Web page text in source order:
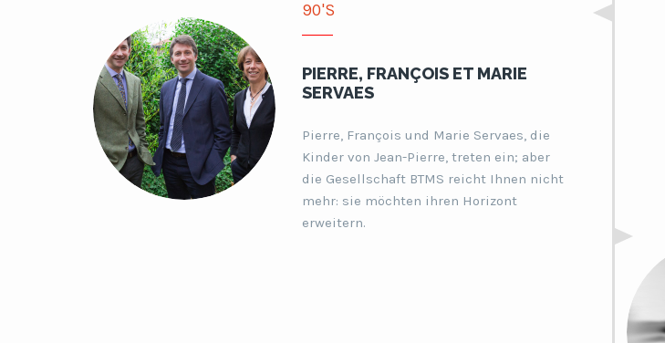
90'S
PIERRE, FRANÇOIS ET MARIE
SERVAES
Pierre, François und Marie Servaes, die
Kinder von Jean-Pierre, treten ein; aber
die Gesellschaft BTMS reicht Ihnen nicht
mehr: sie möchten ihren Horizont
erweitern.